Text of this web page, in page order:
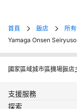
首頁 飯店 所
Yamaga Onsen Seiryuso
國家區域城市區機場飯店
支援服務
探索